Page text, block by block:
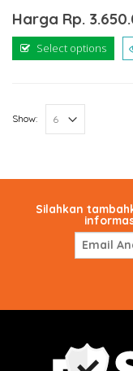
Harga Rp.
Select options
Show:
Silahkan